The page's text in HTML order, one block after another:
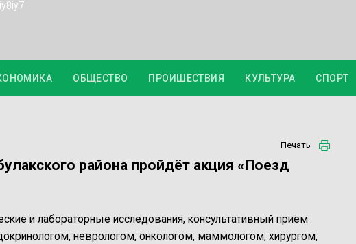
ОБЩЕСТВО ПРОИШЕСТВИЯ КУЛЬТУРА СПОРТ
Печать
района пройдёт акция «Поезд
и лабораторные исследования, консультативный приём
неврологом, онкологом, маммологом, хирургом,